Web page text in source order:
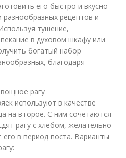
его быстро и вкусно
разнообразных рецептов и
тушение,
в духовом шкафу или
богатый набор
благодаря
рагу
используют в качестве
на второе. С ним сочетаются
рагу с хлебом, желательно
в период поста. Варианты